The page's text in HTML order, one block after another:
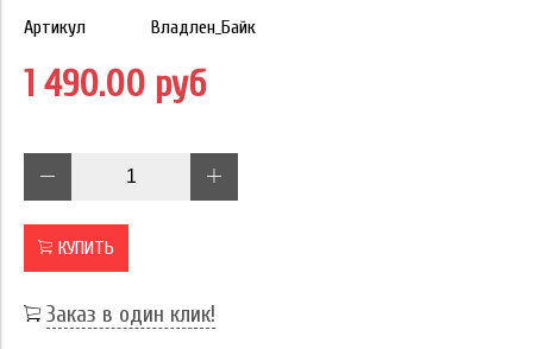
Артикул Владлен_Байк
1 490.00 руб
КУПИТЬ
Заказ в один клик!